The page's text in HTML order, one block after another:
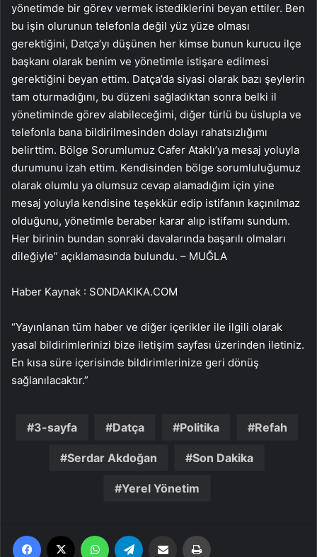
yönetimde bir görev vermek istediklerini beyan ettiler. Ben
bu işin olurunun telefonla değil yüz yüze olması
gerektiğini, Datça’yı düşünen her kimse bunun kurucu ilçe
başkanı olarak benim ve yönetimle istişare edilmesi
gerektiğini beyan ettim. Datça’da siyasi olarak bazı şeylerin
tam oturmadığını, bu düzeni sağladıktan sonra belki il
yönetiminde görev alabileceğimi, diğer türlü bu üslupla ve
telefonla bana bildirilmesinden dolayı rahatsızlığımı
belirttim. Bölge Sorumlumuz Cafer Ataklı’ya mesaj yoluyla
durumunu izah ettim. Kendisinden bölge sorumluluğumuz
olarak olumlu ya olumsuz cevap alamadığım için yine
mesaj yoluyla kendisine teşekkür edip istifanın kaçınılmaz
olduğunu, yönetimle beraber karar alıp istifamı sundum.
Her birinin bundan sonraki davalarında başarılı olmaları
dileğiyle” açıklamasında bulundu. – MUĞLA
Haber Kaynak : SONDAKIKA.COM
“Yayınlanan tüm haber ve diğer içerikler ile ilgili olarak
yasal bildirimlerinizi bize iletişim sayfası üzerinden iletiniz.
En kısa süre içerisinde bildirimlerinize geri dönüş
sağlanılacaktır.”
3-sayfa Datça Politika Refah
Serdar Akdoğan Son Dakika
Yerel Yönetim
Facebook WhatsApp Email'den paylaş